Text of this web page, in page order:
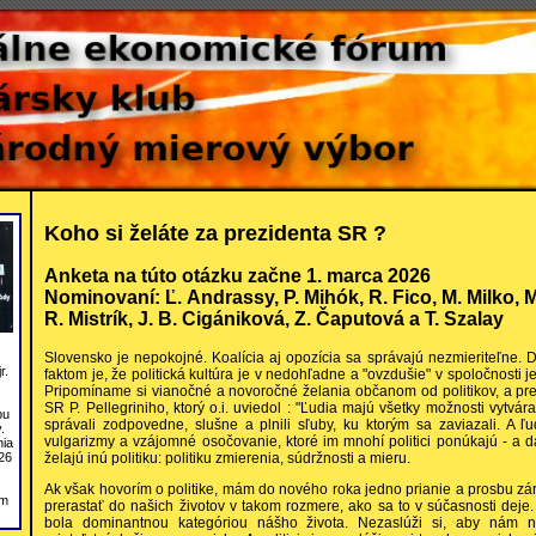
Koho si želáte za prezidenta SR ?
Anketa na túto otázku začne 1. marca 2026
Nominovaní: Ľ. Andrassy, P. Mihók, R. Fico, M. Milko,
R. Mistrík, J. B. Cigániková, Z. Čaputová a T. Szalay
Slovensko je nepokojné. Koalícia aj opozícia sa správajú nezmieriteľne.
faktom je, že politická kultúra je v nedohľadne a "ovzdušie" v spoločnosti
Pripomíname si vianočné a novoročné želania občanom od politikov, a
SR P. Pellegriniho, ktorý o.i. uviedol : "Ľudia majú všetky možnosti
správali zodpovedne, slušne a plnili sľuby, ku ktorým sa zaviazali. A
vulgarizmy a vzájomné osočovanie, ktoré im mnohí politici ponúkajú - a
želajú inú politiku: politiku zmierenia, súdržnosti a mieru.
Ak však hovorím o politike, mám do nového roka jedno prianie a prosbu
prerastať do našich životov v takom rozmere, ako sa to v súčasnosti
bola dominantnou kategóriou nášho života. Nezaslúži si, aby nám